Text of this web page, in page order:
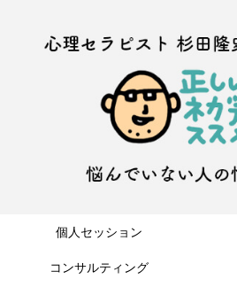
個人セッション
コンサルティング